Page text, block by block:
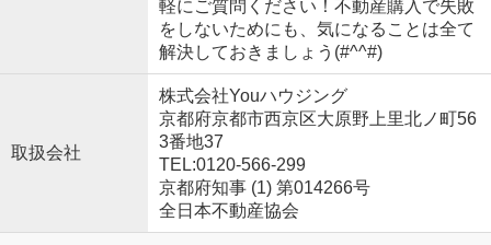
軽にご質問ください！不動産購入で失敗
をしないためにも、気になることは全て
解決しておきましょう(#^^#)
取扱会社
株式会社Youハウジング
京都府京都市西京区大原野上里北ノ町56
3番地37
TEL:0120-566-299
京都府知事 (1) 第014266号
全日本不動産協会